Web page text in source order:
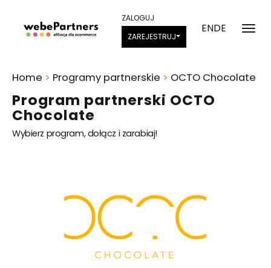
ENDE
ZALOGUJ
ZAREJESTRUJ
Program partnerski OCTO
Chocolate
Wybierz program, dołącz i zarabiaj!
Home > Programy partnerskie > OCTO Chocolate